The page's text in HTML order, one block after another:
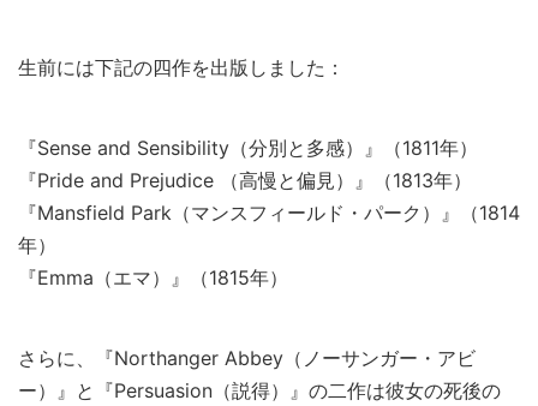
生前には下記の四作を出版しました：
『Sense and Sensibility（分別と多感）』（1811年）
『Pride and Prejudice （高慢と偏見）』（1813年）
『Mansfield Park（マンスフィールド・パーク）』（1814
年）
『Emma（エマ）』（1815年）
さらに、『Northanger Abbey（ノーサンガー・アビ
ー）』と『Persuasion（説得）』の二作は彼女の死後の